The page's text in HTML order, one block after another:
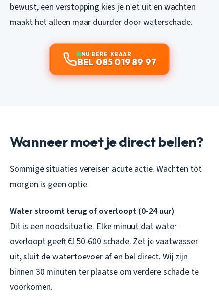
bewust, een verstopping kies je niet uit en wachten
maakt het alleen maar duurder door waterschade.
NU BEREIKBAAR
BEL 085 019 89 97
Wanneer moet je direct bellen?
Sommige situaties vereisen acute actie. Wachten tot
morgen is geen optie.
Water stroomt terug of overloopt (0-24 uur)
Dit is een noodsituatie. Elke minuut dat water
overloopt geeft €150-600 schade. Zet je vaatwasser
uit, sluit de watertoevoer af en bel direct. Wij zijn
binnen 30 minuten ter plaatse om verdere schade te
voorkomen.